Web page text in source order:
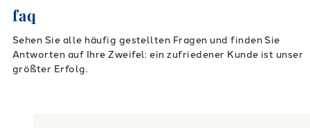
faq
Sehen Sie alle häufig gestellten Fragen und finden Sie
Antworten auf Ihre Zweifel: ein zufriedener Kunde ist unser
größter Erfolg.